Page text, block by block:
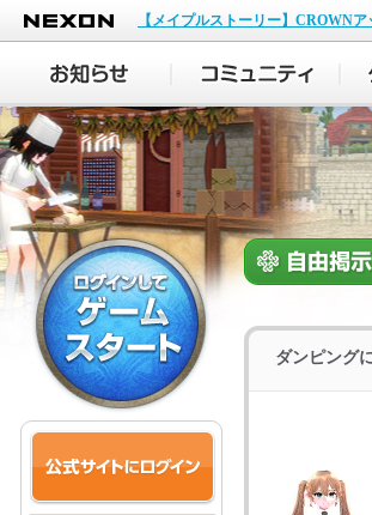
NEXON
【メイプルストーリー】CROWNア
ダンピング